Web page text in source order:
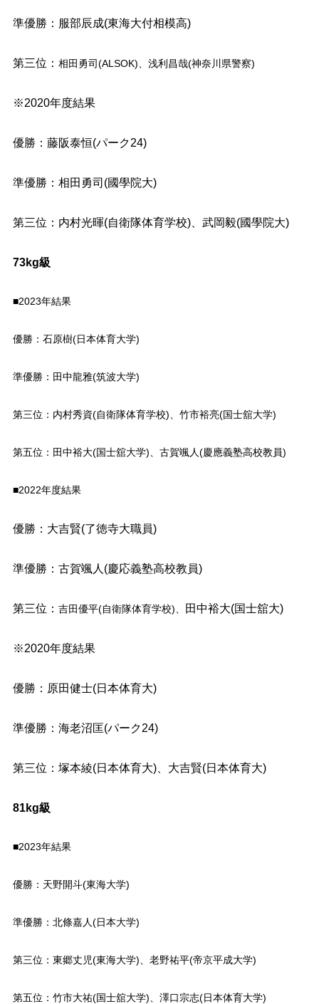
準優勝：服部辰成(東海大付相模高)
第三位： 相田勇司(ALSOK)、浅利昌哉(神奈川県警察)
※2020年度結果
優勝：藤阪泰恒(パーク24)
準優勝：相田勇司(國學院大)
第三位：内村光暉(自衛隊体育学校)、武岡毅(國學院大)
73kg級
■2023年結果
優勝：石原樹(日本体育大学)
準優勝：田中龍雅(筑波大学)
第三位：内村秀資(自衛隊体育学校)、竹市裕亮(国士舘大学)
第五位：田中裕大(国士舘大学)、古賀颯人(慶應義塾高校教員)
■2022年度結果
優勝：大吉賢(了徳寺大職員)
準優勝：古賀颯人(慶応義塾高校教員)
第三位： 吉田優平(自衛隊体育学校)、 田中裕大(国士舘大)
※2020年度結果
優勝：原田健士(日本体育大)
準優勝：海老沼匡(パーク24)
第三位：塚本綾(日本体育大)、大吉賢(日本体育大)
81kg級
■2023年結果
優勝：天野開斗(東海大学)
準優勝：北條嘉人(日本大学)
第三位：東郷丈児(東海大学)、老野祐平(帝京平成大学)
第五位：竹市大祐(国士舘大学)、澤口宗志(日本体育大学)